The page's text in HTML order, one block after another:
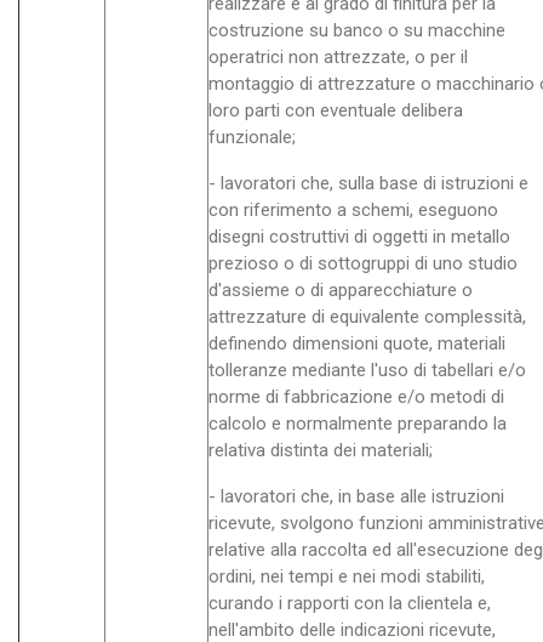
costruzione su banco o su macchine
operatrici non attrezzate, o per il
montaggio di attrezzature o macchinario
loro parti con eventuale delibera
funzionale;
- lavoratori che, sulla base di istruzioni e
con riferimento a schemi, eseguono
disegni costruttivi di oggetti in metallo
prezioso o di sottogruppi di uno studio
d'assieme o di apparecchiature o
attrezzature di equivalente complessità,
definendo dimensioni quote, materiali
tolleranze mediante l'uso di tabellari e/o
norme di fabbricazione e/o metodi di
calcolo e normalmente preparando la
relativa distinta dei materiali;
- lavoratori che, in base alle istruzioni
ricevute, svolgono funzioni
relative alla raccolta ed all'esecuzione
ordini, nei tempi e nei modi stabiliti,
curando i rapporti con la clientela e,
nell'ambito delle indicazioni ricevute,